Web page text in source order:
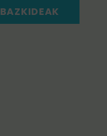
BAZKIDEAK